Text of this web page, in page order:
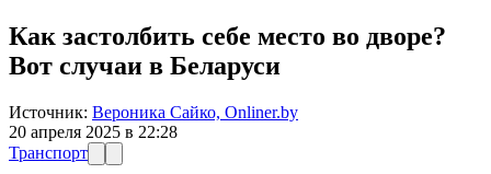
Как застолбить себе место во дворе?
Вот случаи в Беларуси
Источник: Вероника Сайко, Onliner.by
20 апреля 2025 в 22:28
Транспорт